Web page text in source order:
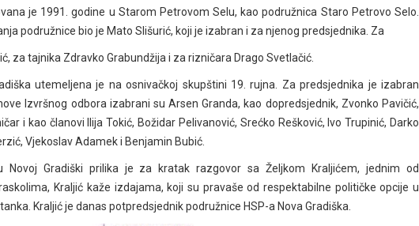
je 1991. godine u Starom Petrovom Selu, kao podružnica Staro Petrovo Selo.
podružnice bio je Mato Slišurić, koji je izabran i za njenog predsjednika. Za
za tajnika Zdravko Grabundžija i za rizničara Drago Svetlačić.
utemeljena je na osnivačkoj skupštini 19. rujna. Za predsjednika je izabran
Izvršnog odbora izabrani su Arsen Granda, kao dopredsjednik, Zvonko Pavičić,
i kao članovi Ilija Tokić, Božidar Pelivanović, Srećko Rešković, Ivo Trupinić, Darko
Vjekoslav Adamek i Benjamin Bubić.
Novoj Gradiški prilika je za kratak razgovor sa Željkom Kraljićem, jednim od
Kraljić kaže izdajama, koji su pravaše od respektabilne političke opcije u
Kraljić je danas potpredsjednik podružnice HSP-a Nova Gradiška.